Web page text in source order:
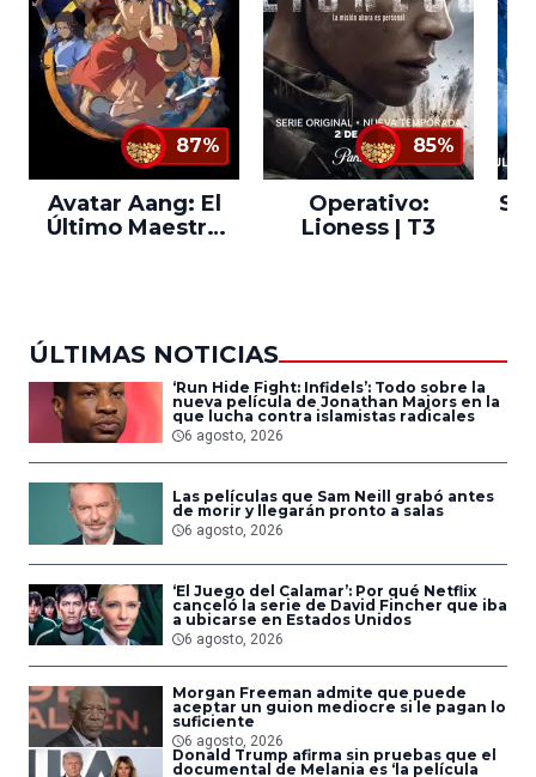
87%
Avatar Aang: El
Último Maestro
85%
Operativo:
Lioness | T3
ÚLTIMAS NOTICIAS
‘Run Hide Fight: Infidels’: Todo sobre la
nueva película de Jonathan Majors en la
que lucha contra islamistas radicales
6 agosto, 2026
Las películas que Sam Neill grabó antes
de morir y llegarán pronto a salas
6 agosto, 2026
‘El Juego del Calamar’: Por qué Netflix
canceló la serie de David Fincher que iba
a ubicarse en Estados Unidos
6 agosto, 2026
Morgan Freeman admite que puede
aceptar un guion mediocre si le pagan lo
suficiente
6 agosto, 2026
Donald Trump afirma sin pruebas que el
documental de Melania es ‘la película